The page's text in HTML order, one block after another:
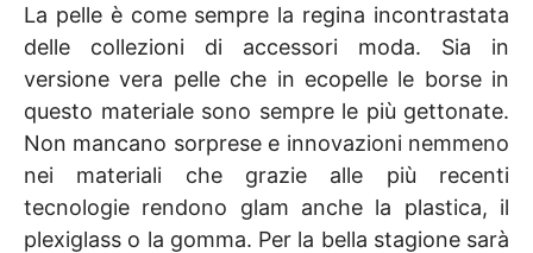
La pelle è come sempre la regina incontrastata
delle collezioni di accessori moda. Sia in
versione vera pelle che in ecopelle le borse in
questo materiale sono sempre le più gettonate.
Non mancano sorprese e innovazioni nemmeno
nei materiali che grazie alle più recenti
tecnologie rendono glam anche la plastica, il
plexiglass o la gomma. Per la bella stagione sarà